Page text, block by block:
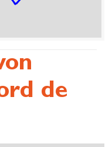
de